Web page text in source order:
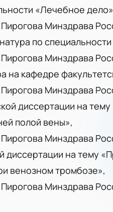
«Лечебное
Минздрава
по
Минздрава
на кафедре
Минздрава
диссертации на
полой вены»,
Минздрава
диссертации на тему
венозном тромбозе»,
Минздрава